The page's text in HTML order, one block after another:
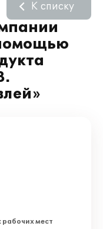
К списку
мест